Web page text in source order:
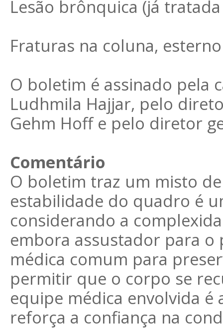
Lesão brônquica (já
Fraturas na coluna,
O boletim é assinado pela
Ludhmila Hajjar, pelo
Gehm Hoff e pelo diretor
Comentário
O boletim traz um misto
estabilidade do quadro é
considerando a
embora assustador para o
médica comum para
permitir que o corpo se
equipe médica envolvida
reforça a confiança na